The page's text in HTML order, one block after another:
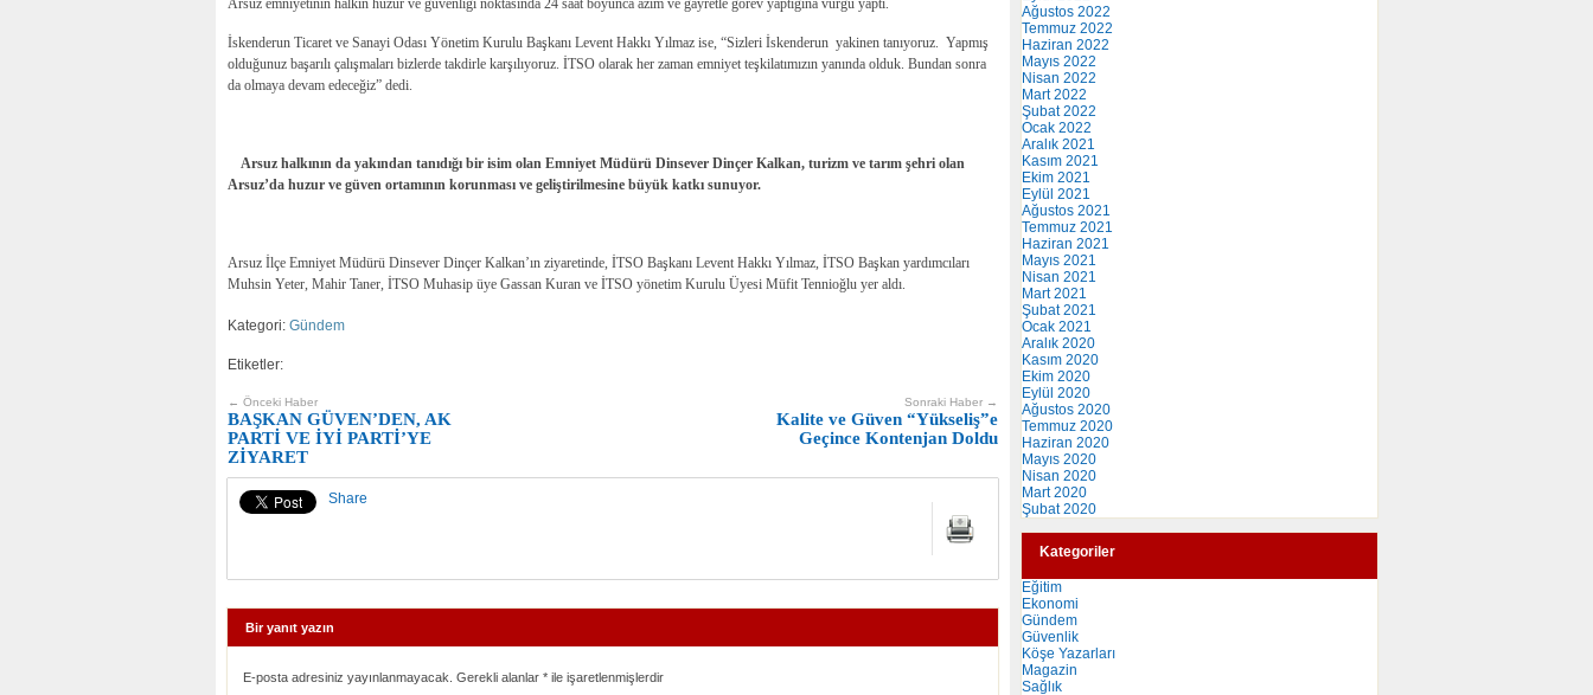
Arsuz emniyetinin halkın huzur ve güvenliği noktasında 24 saat boyunca azim ve gayretle görev yaptığına vurgu yaptı.
İskenderun Ticaret ve Sanayi Odası Yönetim Kurulu Başkanı Levent Hakkı Yılmaz ise, “Sizleri İskenderun yakinen tanıyoruz. Yapmış
olduğunuz başarılı çalışmaları bizlerde takdirle karşılıyoruz. İTSO olarak her zaman emniyet teşkilatımızın yanında olduk. Bundan sonra
da olmaya devam edeceğiz” dedi.
Arsuz halkının da yakından tanıdığı bir isim olan Emniyet Müdürü Dinsever Dinçer Kalkan, turizm ve tarım şehri olan
Arsuz’da huzur ve güven ortamının korunması ve geliştirilmesine büyük katkı sunuyor.
Arsuz İlçe Emniyet Müdürü Dinsever Dinçer Kalkan’ın ziyaretinde, İTSO Başkanı Levent Hakkı Yılmaz, İTSO Başkan yardımcıları
Muhsin Yeter, Mahir Taner, İTSO Muhasip üye Gassan Kuran ve İTSO yönetim Kurulu Üyesi Müfit Tennioğlu yer aldı.
Kategori: Gündem
Etiketler:
Sonraki Haber →
Kalite ve Güven “Yükseliş”e
Geçince Kontenjan Doldu
← Önceki Haber
BAŞKAN GÜVEN’DEN, AK
PARTİ VE İYİ PARTİ’YE
ZİYARET
Share
Bir yanıt yazın
E-posta adresiniz yayınlanmayacak. Gerekli alanlar * ile işaretlenmişlerdir
Ağustos 2022
Temmuz 2022
Haziran 2022
Mayıs 2022
Nisan 2022
Mart 2022
Şubat 2022
Ocak 2022
Aralık 2021
Kasım 2021
Ekim 2021
Eylül 2021
Ağustos 2021
Temmuz 2021
Haziran 2021
Mayıs 2021
Nisan 2021
Mart 2021
Şubat 2021
Ocak 2021
Aralık 2020
Kasım 2020
Ekim 2020
Eylül 2020
Ağustos 2020
Temmuz 2020
Haziran 2020
Mayıs 2020
Nisan 2020
Mart 2020
Şubat 2020
Kategoriler
Eğitim
Ekonomi
Gündem
Güvenlik
Köşe Yazarları
Magazin
Sağlık